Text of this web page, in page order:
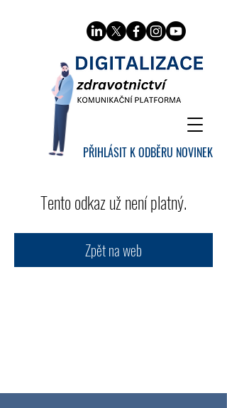
PŘIHLÁSIT K ODBĚRU NOVINEK
Tento odkaz už není platný.
Zpět na web